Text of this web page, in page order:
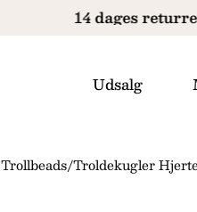
14 dages returret
Udsalg
Trollbeads/Troldekugler